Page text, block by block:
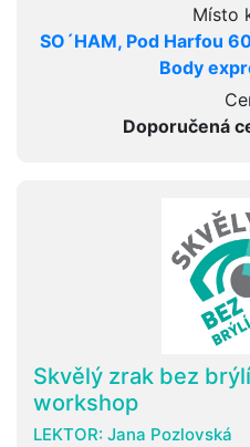
Místo
SO´HAM, Pod Harfou
Body
Doporučená
Skvělý zrak bez
workshop
LEKTOR: Jana Pozlovská